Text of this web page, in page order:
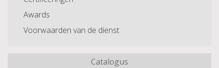
Awards
Voorwaarden van de dienst
Catalogus